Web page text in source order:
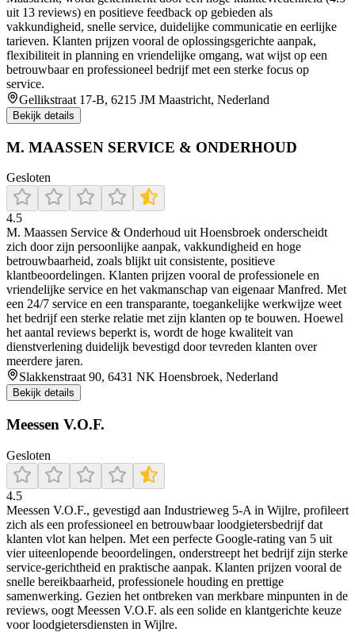
uit 13 reviews) en positieve feedback op gebieden als
vakkundigheid, snelle service, duidelijke communicatie en eerlijke
tarieven. Klanten prijzen vooral de oplossingsgerichte aanpak,
flexibiliteit in planning en vriendelijke omgang, wat wijst op een
betrouwbaar en professioneel bedrijf met een sterke focus op
service.
Gellikstraat 17-B, 6215 JM Maastricht, Nederland
Bekijk details
M. MAASSEN SERVICE & ONDERHOUD
Gesloten
4.5
M. Maassen Service & Onderhoud uit Hoensbroek onderscheidt
zich door zijn persoonlijke aanpak, vakkundigheid en hoge
betrouwbaarheid, zoals blijkt uit consistente, positieve
klantbeoordelingen. Klanten prijzen vooral de professionele en
vriendelijke service en het vakmanschap van eigenaar Manfred. Met
een 24/7 service en een transparante, toegankelijke werkwijze weet
het bedrijf een sterke relatie met zijn klanten op te bouwen. Hoewel
het aantal reviews beperkt is, wordt de hoge kwaliteit van
dienstverlening duidelijk bevestigd door tevreden klanten over
meerdere jaren.
Slakkenstraat 90, 6431 NK Hoensbroek, Nederland
Bekijk details
Meessen V.O.F.
Gesloten
4.5
Meessen V.O.F., gevestigd aan Industrieweg 5‑A in Wijlre, profileert
zich als een professioneel en betrouwbaar loodgietersbedrijf dat
klanten vlot kan helpen. Met een perfecte Google‑rating van 5 uit
vier uiteenlopende beoordelingen, onderstreept het bedrijf zijn sterke
service‑gerichtheid en praktische aanpak. Klanten prijzen vooral de
snelle bereikbaarheid, professionele houding en prettige
samenwerking. Gezien het ontbreken van merkbare minpunten in de
reviews, oogt Meessen V.O.F. als een solide en klantgerichte keuze
voor loodgietersdiensten in Wijlre.